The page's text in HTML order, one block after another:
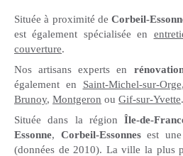
Située à proximité deCorbeil-
est également spécialisée en
couverture.
Nos artisans experts en
également en Saint-Michel-sur-Orge
Brunoy, Montgeron ou Gif-sur-Yvette.
Située dans la région Île-de-
Essonne, Corbeil-Essonnesest une
(données de 2010). La ville la plus